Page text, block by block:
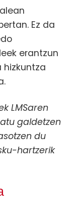
Ez da
erantzun
hizkuntza
LMSaren
galdetzen
du
hartzerik